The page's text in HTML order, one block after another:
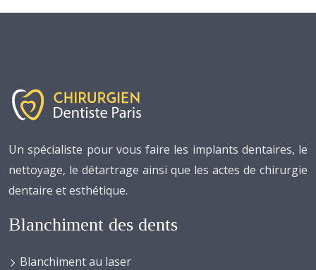
Un spécialiste pour vous faire les implants dentaires, le
nettoyage, le détartrage ainsi que les actes de chirurgie
dentaire et esthétique.
Blanchiment des dents
Blanchiment au laser